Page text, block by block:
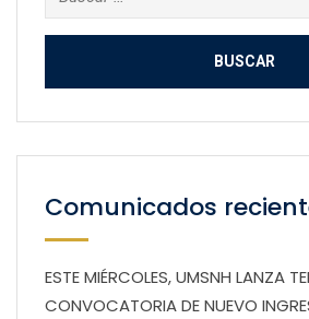
Comunicados
ESTE MIÉRCOLES, UMSNH LANZA
CONVOCATORIA DE NUEVO